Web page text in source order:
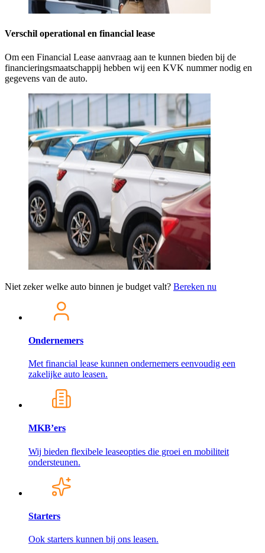
Verschil operational en financial lease
Om een Financial Lease aanvraag aan te kunnen bieden bij de
financieringsmaatschappij hebben wij een KVK nummer nodig en
gegevens van de auto.
Niet zeker welke auto binnen je budget valt? Bereken nu
Ondernemers
Met financial lease kunnen ondernemers eenvoudig een
zakelijke auto leasen.
MKB’ers
Wij bieden flexibele leaseopties die groei en mobiliteit
ondersteunen.
Starters
Ook starters kunnen bij ons leasen.